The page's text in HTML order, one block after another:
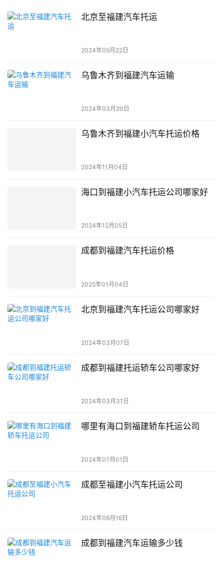
北京至福建汽车托运
2024年05月22日
乌鲁木齐到福建汽车运输
2024年03月20日
乌鲁木齐到福建小汽车托运价格
2024年11月04日
海口到福建小汽车托运公司哪家好
2024年12月05日
成都到福建汽车托运价格
2025年01月04日
北京到福建汽车托运公司哪家好
2024年03月07日
成都到福建托运轿车公司哪家好
2024年03月31日
哪里有海口到福建轿车托运公司
2024年07月01日
成都至福建小汽车托运公司
2024年06月16日
成都到福建汽车运输多少钱